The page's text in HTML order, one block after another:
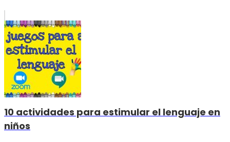
10 actividades para estimular el lenguaje en
niños